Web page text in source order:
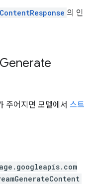
의 인
Generate
주어지면 모델에서 스트